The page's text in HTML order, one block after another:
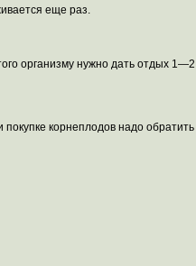
еще раз.
организму нужно дать отдых
корнеплодов надо